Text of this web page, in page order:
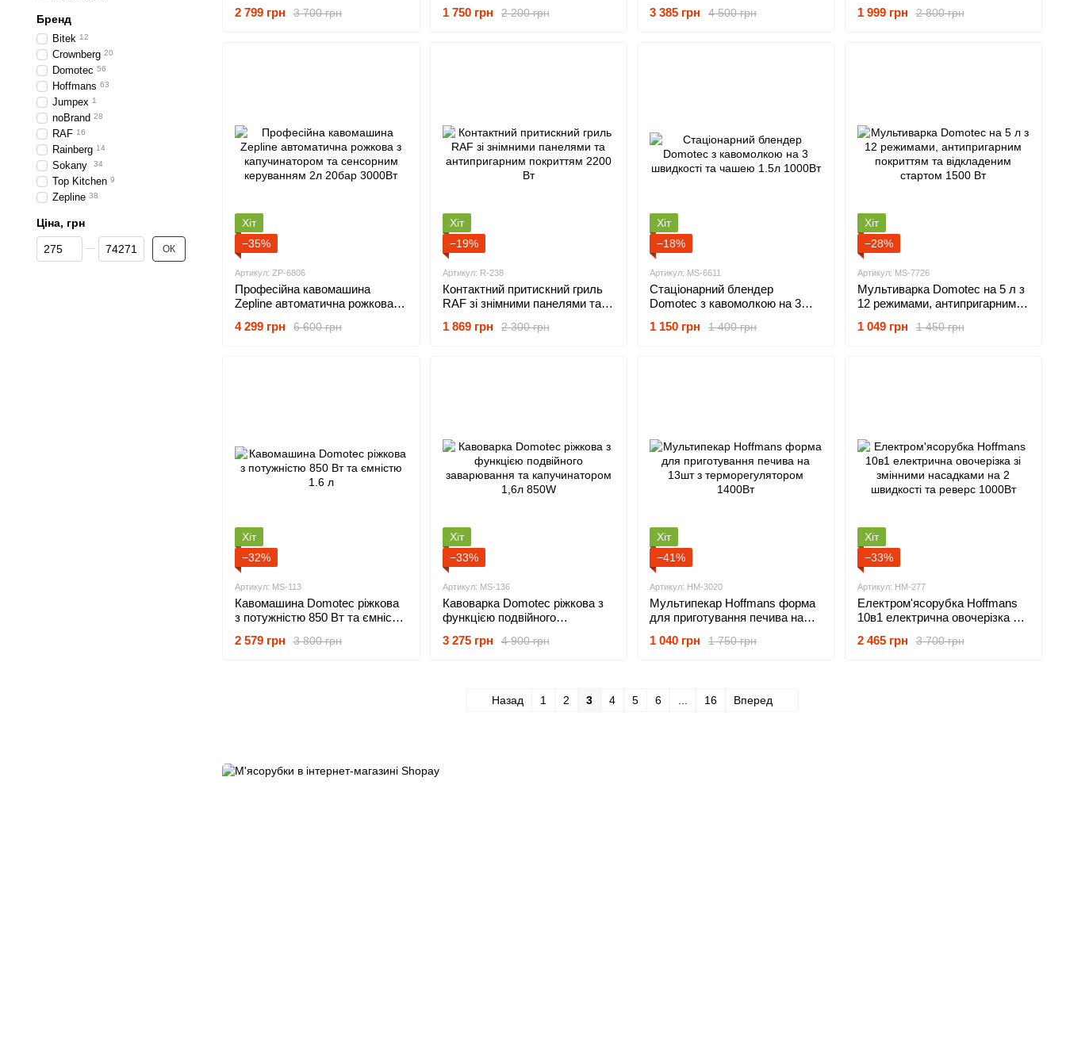
3 700 грн
2 799 грн
швидкості з імпульсним
2 200 грн
1 750 грн
сенсорним управлінням 2400Вт
4 500 грн
3 385 грн
кеббе 2200Вт2 800 грн
1 999 грн
Хіт
−35%
Артикул: ZP-6806
Професійна кавомашина
Zepline автоматична рожкова з
керуванням 2л 20бар 3000Вт
6 600 грн
4 299 грн
Хіт
−19%
Артикул: R-238
Контактний притискний гриль
RAF зі знімними панелями та
Вт
2 300 грн
1 869 грн
Хіт
−18%
Артикул: MS-6611
Стаціонарний блендер
Domotec з кавомолкою на 3
1000Вт
1 400 грн
1 150 грн
Хіт
−28%
Артикул: MS-7726
Мультиварка Domotec на 5 л з
12 режимами, антипригарним
стартом 1500 Вт
1 450 грн
1 049 грн
Хіт
−32%
Артикул: MS-113
Кавомашина Domotec ріжкова
з потужністю 850 Вт та ємністю
3 800 грн
2 579 грн
Хіт
−33%
Артикул: MS-136
Кавоварка Domotec ріжкова з
функцією подвійного
1,6л 850W
4 900 грн
3 275 грн
Хіт
−41%
Артикул: HM-3020
Мультипекар Hoffmans форма
для приготування печива на
1400Вт
1 750 грн
1 040 грн
Хіт
−33%
Артикул: HM-277
Електром'ясорубка Hoffmans
10в1 електрична овочерізка зі
швидкості та реверс 1000Вт
3 700 грн
2 465 грн
Назад 1 2 3 4 5 6 16 Вперед
Бренд
Bitek 12
Crownberg 20
Domotec 56
Hoffmans 63
Jumpex 1
noBrand 28
RAF 16
Rainberg 14
Sokany 34
Top Kitchen 9
Zepline 38
Ціна, грн
Від Ціна, грн
До Ціна, грн ОК